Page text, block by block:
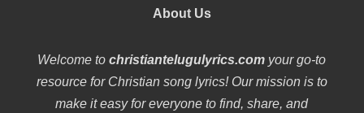
About Us
Welcome tochristiantelugulyrics.com your go-to
resource for Christian song lyrics! Our mission is to
make it easy for everyone to find, share, and